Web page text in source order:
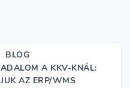
BLOG
A KKV-KNÁL:
AZ ERP/WMS